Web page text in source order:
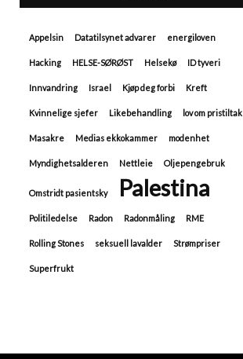
Appelsin Datatilsynet advarer energiloven
Hacking HELSE-SØRØST Helsekø ID tyveri
Innvandring Israel Kjøp deg forbi Kreft
Kvinnelige sjefer Likebehandling lov om pristiltak
Masakre Medias ekkokammer modenhet
Myndighetsalderen Nettleie Oljepengebruk
Omstridt pasientsky Palestina
Politiledelse Radon Radonmåling RME
Rolling Stones seksuell lavalder Strømpriser
Superfrukt